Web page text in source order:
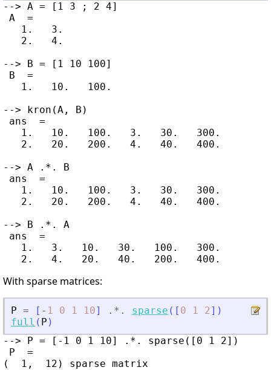
--> A = [1 3 ; 2 4]
A  =
   1.   3.
   2.   4.
--> B = [1 10 100]
B  =
   1.   10.   100.
--> kron(A, B)
ans  =
   1.   10.   100.   3.   30.   300.
   2.   20.   200.   4.   40.   400.
--> A .*. B
ans  =
   1.   10.   100.   3.   30.   300.
   2.   20.   200.   4.   40.   400.
--> B .*. A
ans  =
   1.   3.   10.   30.   100.   300.
With sparse matrices:
P = [ - 1 0 1 10] .*. sparse ( [ 0 1 2] )
full ( P )
--> P = [-1 0 1 10] .*. sparse([0 1 2])
P  =
(  1,  12) sparse matrix